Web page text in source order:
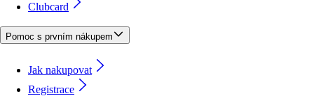
Clubcard
Pomoc s prvním nákupem
Jak nakupovat
Registrace